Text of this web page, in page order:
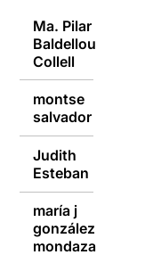
Ma. Pilar
Baldellou
Collell
montse
salvador
Judith
Esteban
maría j
gonzález
mondaza